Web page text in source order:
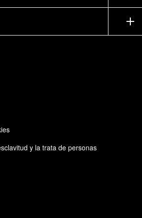
a la Z
sostenibilidad
calidad
correo electrónico
y la trata de personas